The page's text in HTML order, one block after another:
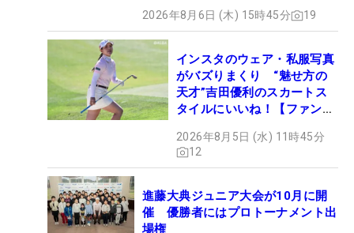
2026年8月6日 (木) 15時45分 19
インスタのウェア・私服写真
がバズりまくり “魅せ方の
天才”吉田優利のスカートス
タイルにいいね！【ファンが
2026年8月5日 (水) 11時45分
12
進藤大典ジュニア大会が10月に開
催 優勝者にはプロトーナメント出
場権